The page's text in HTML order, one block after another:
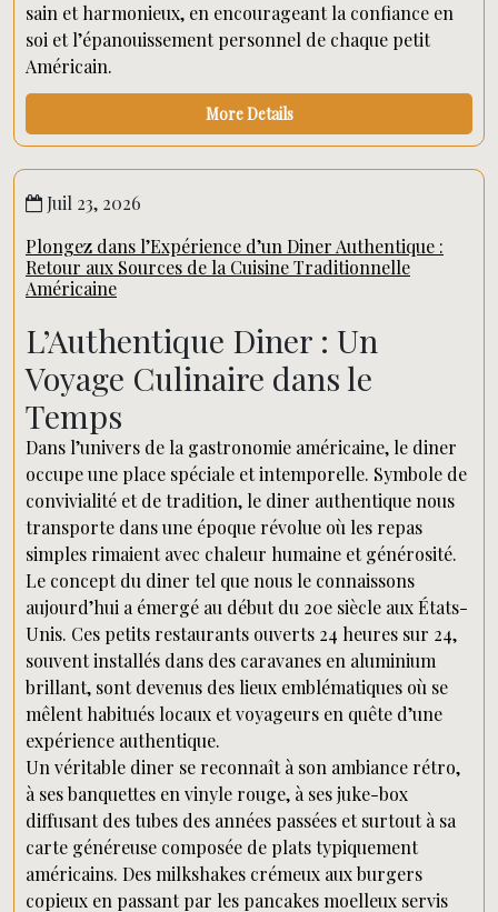
sain et harmonieux, en encourageant la confiance en
soi et l’épanouissement personnel de chaque petit
Américain.
More Details
Juil 23, 2026
Plongez dans l’Expérience d’un Diner Authentique :
Retour aux Sources de la Cuisine Traditionnelle
Américaine
L’Authentique Diner : Un
Voyage Culinaire dans le
Temps
Dans l’univers de la gastronomie américaine, le diner
occupe une place spéciale et intemporelle. Symbole de
convivialité et de tradition, le diner authentique nous
transporte dans une époque révolue où les repas
simples rimaient avec chaleur humaine et générosité.
Le concept du diner tel que nous le connaissons
aujourd’hui a émergé au début du 20e siècle aux États-
Unis. Ces petits restaurants ouverts 24 heures sur 24,
souvent installés dans des caravanes en aluminium
brillant, sont devenus des lieux emblématiques où se
mêlent habitués locaux et voyageurs en quête d’une
expérience authentique.
Un véritable diner se reconnaît à son ambiance rétro,
à ses banquettes en vinyle rouge, à ses juke-box
diffusant des tubes des années passées et surtout à sa
carte généreuse composée de plats typiquement
américains. Des milkshakes crémeux aux burgers
copieux en passant par les pancakes moelleux servis